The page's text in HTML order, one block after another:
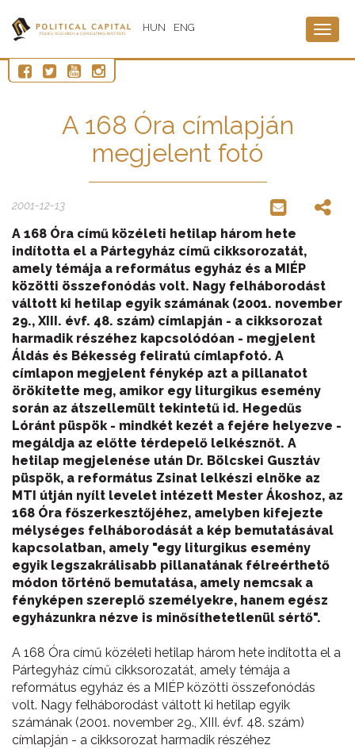
HUN ENG
A 168 Óra címlapján
megjelent fotó
2001-12-13
A 168 Óra című közéleti hetilap három hete
indította el a Pártegyház című cikksorozatát,
amely témája a református egyház és a MIÉP
közötti összefonódás volt. Nagy felháborodást
váltott ki hetilap egyik számának (2001. november
29., XIII. évf. 48. szám) címlapján - a cikksorozat
harmadik részéhez kapcsolódóan - megjelent
Áldás és Békesség feliratú címlapfotó. A
címlapon megjelent fénykép azt a pillanatot
örökítette meg, amikor egy liturgikus esemény
során az átszellemült tekintetű id. Hegedűs
Lóránt püspök - mindkét kezét a fejére helyezve -
megáldja az előtte térdepelő lelkésznőt. A
hetilap megjelenése után Dr. Bölcskei Gusztáv
püspök, a református Zsinat lelkészi elnöke az
MTI útján nyílt levelet intézett Mester Ákoshoz, az
168 Óra főszerkesztőjéhez, amelyben kifejezte
mélységes felháborodását a kép bemutatásával
kapcsolatban, amely "egy liturgikus esemény
egyik legszakrálisabb pillanatának félreérthető
módon történő bemutatása, amely nemcsak a
fényképen szereplő személyekre, hanem egész
egyházunkra nézve is minősíthetetlenül sértő".
A 168 Óra című közéleti hetilap három hete indította el a
Pártegyház című cikksorozatát, amely témája a
református egyház és a MIÉP közötti összefonódás
volt. Nagy felháborodást váltott ki hetilap egyik
számának (2001. november 29., XIII. évf. 48. szám)
címlapján - a cikksorozat harmadik részéhez